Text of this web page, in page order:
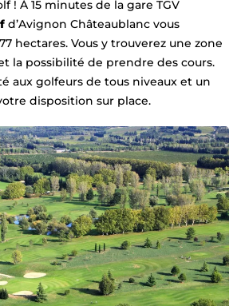
! À 15 minutes de la gare TGV
d’Avignon Châteaublanc vous
hectares. Vous y trouverez une zone
la possibilité de prendre des cours.
aux golfeurs de tous niveaux et un
disposition sur place.